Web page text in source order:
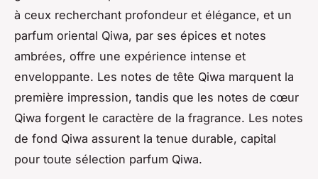
à ceux recherchant profondeur et élégance, et un
parfum oriental Qiwa, par ses épices et notes
ambrées, offre une expérience intense et
enveloppante. Les notes de tête Qiwa marquent la
première impression, tandis que les notes de cœur
Qiwa forgent le caractère de la fragrance. Les notes
de fond Qiwa assurent la tenue durable, capital
pour toute sélection parfum Qiwa.